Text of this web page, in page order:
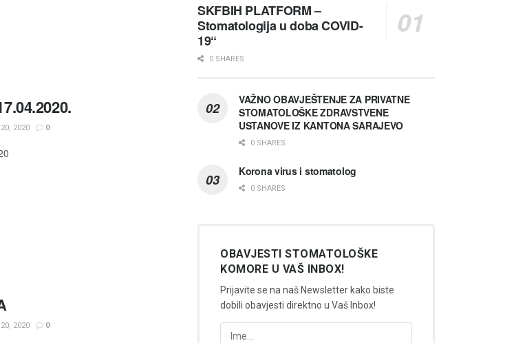
2020 0
2020 0
SKFBIH PLATFORM –
Stomatologija u doba COVID-
19“
0 SHARES
VAŽNO OBAVJEŠTENJE ZA PRIVATNE
STOMATOLOŠKE ZDRAVSTVENE
USTANOVE IZ KANTONA SARAJEVO
0 SHARES
Korona virus i stomatolog
0 SHARES
OBAVJESTI STOMATOLOŠKE
KOMORE U VAŠ INBOX!
Prijavite se na naš Newsletter kako biste
dobili obavjesti direktno u Vaš Inbox!